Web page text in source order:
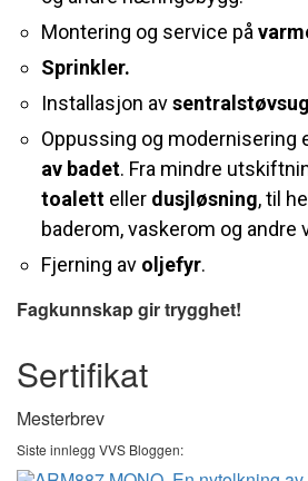
Montering og service på
Sprinkler.
Installasjon av
Oppussing og modernisering
av badet. Fra mindre
toalett eller dusjløsning, til
baderom, vaskerom og andre
Fjerning av oljefyr.
Fagkunnskap gir trygghet!
Sertifikat
Mesterbrev
Siste innlegg VVS Bloggen: